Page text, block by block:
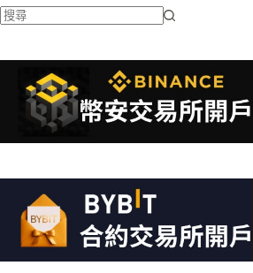
不
條